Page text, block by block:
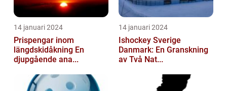
14 januari 2024
Prispengar inom
längdskidåkning En
djupgående ana...
14 januari 2024
Ishockey Sverige
Danmark: En Granskning
av Två Nat...